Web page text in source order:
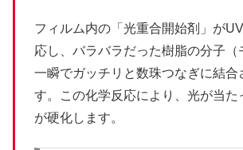
フィルム内の「光重合開始剤」が
応し、バラバラだった樹脂の分子（
一瞬でガッチリと数珠つなぎに結合
す。この化学反応により、光が当た
が硬化します。